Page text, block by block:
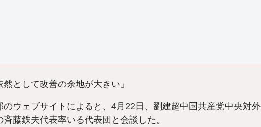
として改善の余地が大きい」
のウェブサイトによると、4月22日、劉建超中国共産党中央対外
藤鉄夫代表率いる代表団と会談した。